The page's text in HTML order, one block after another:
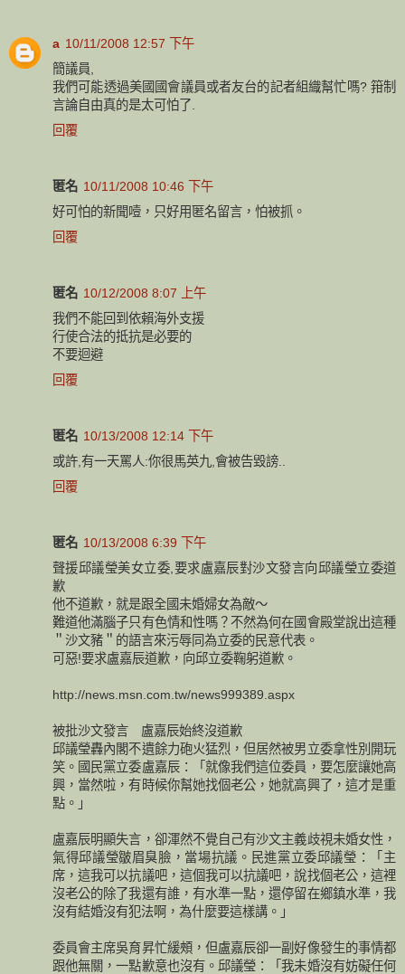
a 10/11/2008 12:57 下午
簡議員,
我們可能透過美國國會議員或者友台的記者組織幫忙嗎? 箝制
言論自由真的是太可怕了.
回覆
匿名 10/11/2008 10:46 下午
好可怕的新聞噎，只好用匿名留言，怕被抓。
回覆
匿名 10/12/2008 8:07 上午
我們不能回到依賴海外支援
行使合法的抵抗是必要的
不要迴避
回覆
匿名 10/13/2008 12:14 下午
或許,有一天罵人:你很馬英九,會被告毀謗..
回覆
匿名 10/13/2008 6:39 下午
聲援邱議瑩美女立委,要求盧嘉辰對沙文發言向邱議瑩立委道
歉
他不道歉，就是跟全國未婚婦女為敵～
難道他滿腦子只有色情和性嗎？不然為何在國會殿堂說出這種
＂沙文豬＂的語言來污辱同為立委的民意代表。
可惡!要求盧嘉辰道歉，向邱立委鞠躬道歉。
http://news.msn.com.tw/news999389.aspx
被批沙文發言 盧嘉辰始終沒道歉
邱議瑩轟內閣不遺餘力砲火猛烈，但居然被男立委拿性別開玩
笑。國民黨立委盧嘉辰：「就像我們這位委員，要怎麼讓她高
興，當然啦，有時候你幫她找個老公，她就高興了，這才是重
點。」
盧嘉辰明顯失言，卻渾然不覺自己有沙文主義歧視未婚女性，
氣得邱議瑩皺眉臭臉，當場抗議。民進黨立委邱議瑩：「主
席，這我可以抗議吧，這個我可以抗議吧，說找個老公，這裡
沒老公的除了我還有誰，有水準一點，還停留在鄉鎮水準，我
沒有結婚沒有犯法啊，為什麼要這樣講。」
委員會主席吳育昇忙緩頰，但盧嘉辰卻一副好像發生的事情都
跟他無關，一點歉意也沒有。邱議瑩：「我未婚沒有妨礙任何